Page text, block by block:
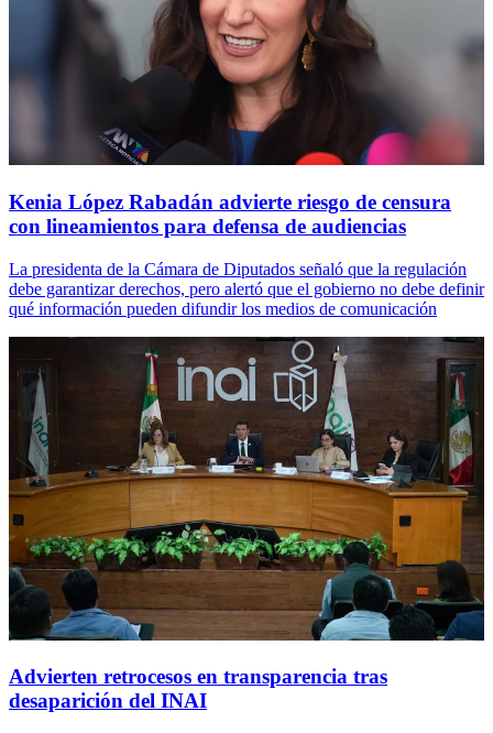
Kenia López Rabadán advierte riesgo de censura
con lineamientos para defensa de audiencias
La presidenta de la Cámara de Diputados señaló que la regulación
debe garantizar derechos, pero alertó que el gobierno no debe definir
qué información pueden difundir los medios de comunicación
Advierten retrocesos en transparencia tras
desaparición del INAI